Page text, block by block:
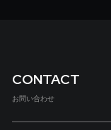
CONTACT
お問い合わせ